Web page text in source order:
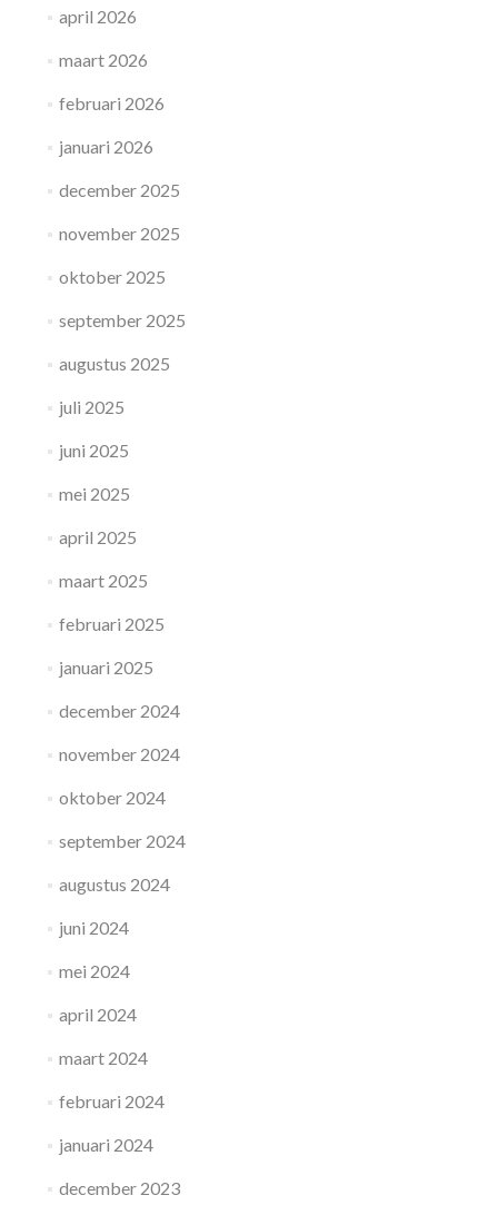
april 2026
maart 2026
februari 2026
januari 2026
december 2025
november 2025
oktober 2025
september 2025
augustus 2025
juli 2025
juni 2025
mei 2025
april 2025
maart 2025
februari 2025
januari 2025
december 2024
november 2024
oktober 2024
september 2024
augustus 2024
juni 2024
mei 2024
april 2024
maart 2024
februari 2024
januari 2024
december 2023